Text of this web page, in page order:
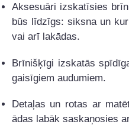
Aksesuāri izskatīsies
būs līdzīgs: siksna un
vai arī lakādas.
Brīnišķīgi izskatās
gaisīgiem audumiem.
Detaļas un rotas ar
ādas labāk saskaņosies